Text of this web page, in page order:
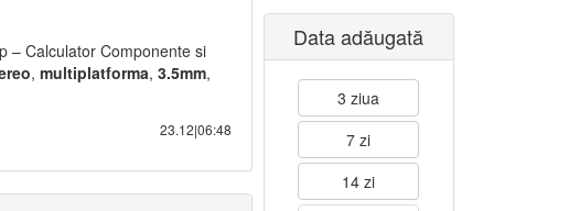
– Calculator Componente si
, multiplatforma, 3.5mm,
23.12|06:48
Data adăugată
3 ziua
7 zi
14 zi